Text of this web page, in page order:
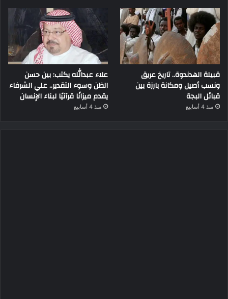
قبيلة الهدندوة.. تاريخ عريق
ونسب أصيل ومكانة بارزة بين
قبائل البجة
منذ 4 أسابيع
علاء عبدالله يكتب: بين حسن
الظن وسوء التقدير.. علي الشرفاء
يقدم ميزانًا قرآنيًا لبناء الإنسان
منذ 4 أسابيع